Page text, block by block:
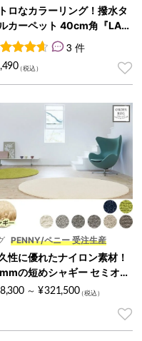
ロなカラーリング！撥水タ
カーペット 40cm角『LAD
イド』
利用者評価に基づく5段
3 件
のうち、
PENNY/ペニー 受注生産
性に優れたナイロン素材！
の短めシャギー セミオー
ラグ『PENNY/ペニー』
～ ¥321,500